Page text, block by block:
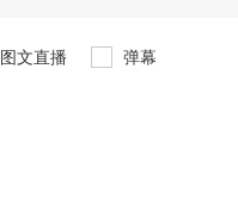
图文直播 弹幕